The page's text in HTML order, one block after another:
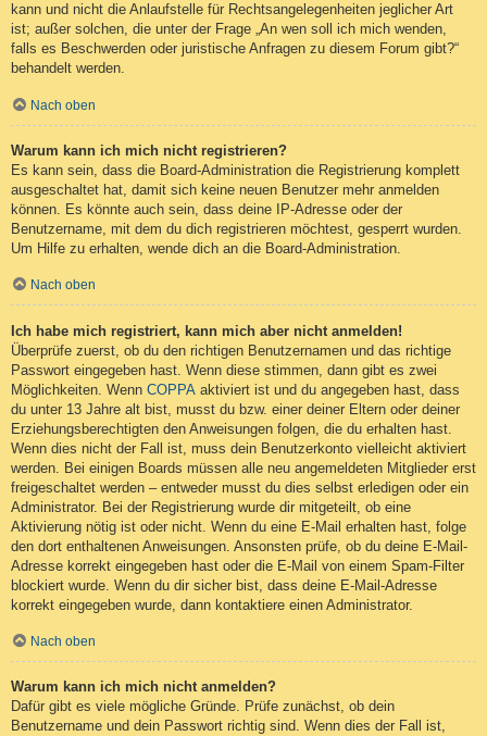
kann und nicht die Anlaufstelle für Rechtsangelegenheiten jeglicher Art
ist; außer solchen, die unter der Frage „An wen soll ich mich wenden,
falls es Beschwerden oder juristische Anfragen zu diesem Forum gibt?“
behandelt werden.
Nach oben
Warum kann ich mich nicht registrieren?
Es kann sein, dass die Board-Administration die Registrierung komplett
ausgeschaltet hat, damit sich keine neuen Benutzer mehr anmelden
können. Es könnte auch sein, dass deine IP-Adresse oder der
Benutzername, mit dem du dich registrieren möchtest, gesperrt wurden.
Um Hilfe zu erhalten, wende dich an die Board-Administration.
Nach oben
Ich habe mich registriert, kann mich aber nicht anmelden!
Überprüfe zuerst, ob du den richtigen Benutzernamen und das richtige
Passwort eingegeben hast. Wenn diese stimmen, dann gibt es zwei
Möglichkeiten. Wenn COPPA aktiviert ist und du angegeben hast, dass
du unter 13 Jahre alt bist, musst du bzw. einer deiner Eltern oder deiner
Erziehungsberechtigten den Anweisungen folgen, die du erhalten hast.
Wenn dies nicht der Fall ist, muss dein Benutzerkonto vielleicht aktiviert
werden. Bei einigen Boards müssen alle neu angemeldeten Mitglieder erst
freigeschaltet werden – entweder musst du dies selbst erledigen oder ein
Administrator. Bei der Registrierung wurde dir mitgeteilt, ob eine
Aktivierung nötig ist oder nicht. Wenn du eine E-Mail erhalten hast, folge
den dort enthaltenen Anweisungen. Ansonsten prüfe, ob du deine E-Mail-
Adresse korrekt eingegeben hast oder die E-Mail von einem Spam-Filter
blockiert wurde. Wenn du dir sicher bist, dass deine E-Mail-Adresse
korrekt eingegeben wurde, dann kontaktiere einen Administrator.
Nach oben
Warum kann ich mich nicht anmelden?
Dafür gibt es viele mögliche Gründe. Prüfe zunächst, ob dein
Benutzername und dein Passwort richtig sind. Wenn dies der Fall ist,